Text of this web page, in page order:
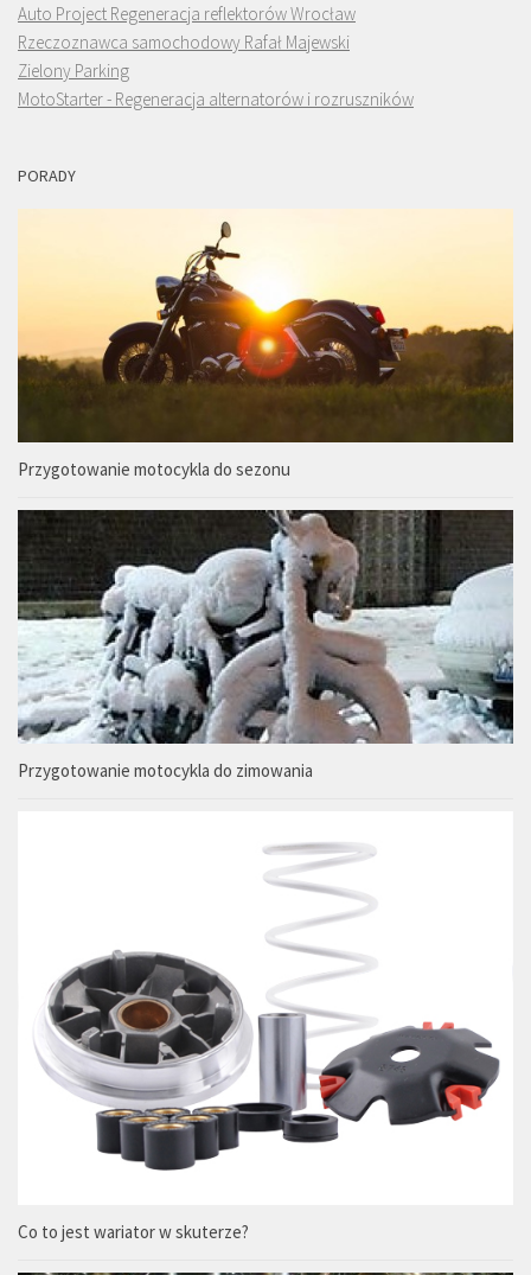
Auto Project Regeneracja reflektorów Wrocław
Rzeczoznawca samochodowy Rafał Majewski
Zielony Parking
MotoStarter - Regeneracja alternatorów i rozruszników
PORADY
Przygotowanie motocykla do sezonu
Przygotowanie motocykla do zimowania
Co to jest wariator w skuterze?